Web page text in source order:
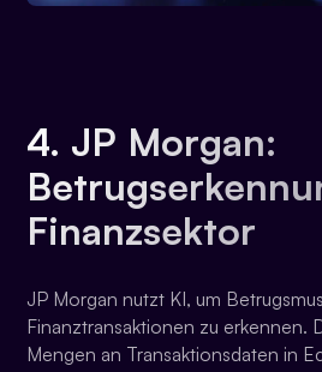
4. JP Morgan:
Finanzsektor
JP Morgan nutzt KI, um
Finanztransaktionen zu erkennen.
Mengen an Transaktionsdaten in